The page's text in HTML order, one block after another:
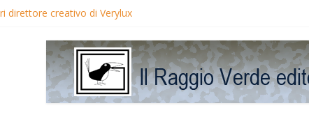
direttore creativo di Verylux
Edwards in proiezione per i LunedìLùmière
la regista Liliana Cavani e Tomas Milian
Avis